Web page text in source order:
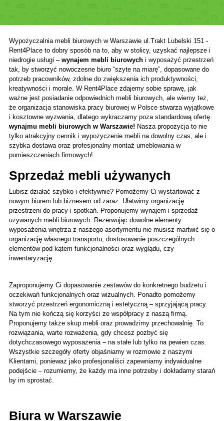
Wypożyczalnia mebli biurowych w Warszawie ul.Trakt Lubelski 151 -
Rent4Place to dobry sposób na to, aby w stolicy, uzyskać najlepsze i
niedrogie usługi – wynajem mebli biurowych i wyposażyć przestrzeń
tak, by stworzyć nowoczesne biuro “szyte na miarę”, dopasowane do
potrzeb pracowników, zdolne do zwiększenia ich produktywności,
kreatywności i morale. W Rent4Place zdajemy sobie sprawę, jak
ważne jest posiadanie odpowiednich mebli biurowych, ale wiemy też,
że organizacja stanowiska pracy biurowej w Polsce stwarza wyjątkowe
i kosztowne wyzwania, dlatego wykraczamy poza standardową ofertę
wynajmu mebli biurowych w Warszawie! Nasza propozycja to nie
tylko atrakcyjny cennik i wypożyczenie mebli na dowolny czas, ale i
szybka dostawa oraz profesjonalny montaż umeblowania w
pomieszczeniach firmowych!
Sprzedaż mebli używanych
Lubisz działać szybko i efektywnie? Pomożemy Ci wystartować z
nowym biurem lub biznesem od zaraz. Ułatwimy organizację
przestrzeni do pracy i spotkań. Proponujemy wynajem i sprzedaż
używanych mebli biurowych. Rezerwując dowolne elementy
wyposażenia wnętrza z naszego asortymentu nie musisz martwić się o
organizację własnego transportu, dostosowanie poszczególnych
elementów pod kątem funkcjonalności oraz wyglądu, czy
inwentaryzację.
Zaproponujemy Ci dopasowanie zestawów do konkretnego budżetu i
oczekiwań funkcjonalnych oraz wizualnych. Ponadto pomożemy
stworzyć przestrzeń ergonomiczną i estetyczną – sprzyjającą pracy.
Na tym nie kończą się korzyści ze współpracy z naszą firmą.
Proponujemy także skup mebli oraz prowadzimy przechowalnię. To
rozwiązania, warte rozważenia, gdy chcesz pozbyć się
dotychczasowego wyposażenia – na stałe lub tylko na pewien czas.
Wszystkie szczegóły oferty objaśniamy w rozmowie z naszymi
Klientami, ponieważ jako profesjonaliści zapewniamy indywidualne
podejście – rozumiemy, że każdy ma inne potrzeby i dokładamy starań
by im sprostać.
Biura w Warszawie